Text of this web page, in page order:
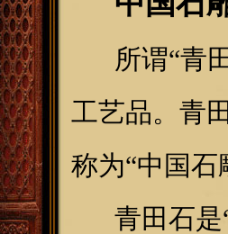
所谓“青田
工艺品。青
称为“中国石
青田石是“